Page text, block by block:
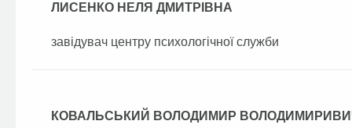
ЛИСЕНКО НЕЛЯ ДМИТРІВНА
завідувач центру психологічної служби
КОВАЛЬСЬКИЙ ВОЛОДИМИР